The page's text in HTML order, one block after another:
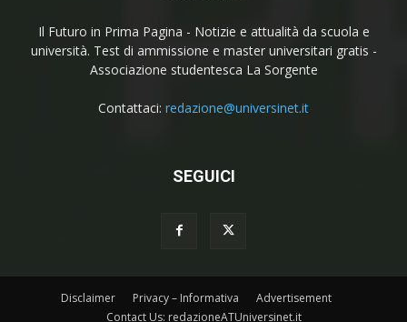
Il Futuro in Prima Pagina - Notizie e attualità da scuola e
università. Test di ammissione e master universitari gratis -
Associazione studentesca La Sorgente
Contattaci: redazione@universinet.it
SEGUICI
Disclaimer Privacy – Informativa
Advertisement
Contact Us: redazioneATUniversinet.it